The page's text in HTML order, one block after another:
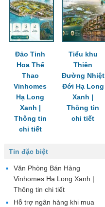
Đăng nhập để bình luận
Đảo Tinh
Hoa Thể
Thao
Vinhomes
Hạ Long
Xanh |
Thông tin
chi tiết
Tiểu khu
Thiên
Đường Nhiệt
Đới Hạ Long
Xanh |
Thông tin
chi tiết
Tin đặc biệt
Văn Phòng Bán Hàng
Vinhomes Hạ Long Xanh |
Thông tin chi tiết
Hỗ trợ ngân hàng khi mua